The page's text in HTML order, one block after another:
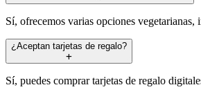
Sí, ofrecemos varias opciones
¿Aceptan tarjetas de regalo?
Sí, puedes comprar tarjetas de regalo